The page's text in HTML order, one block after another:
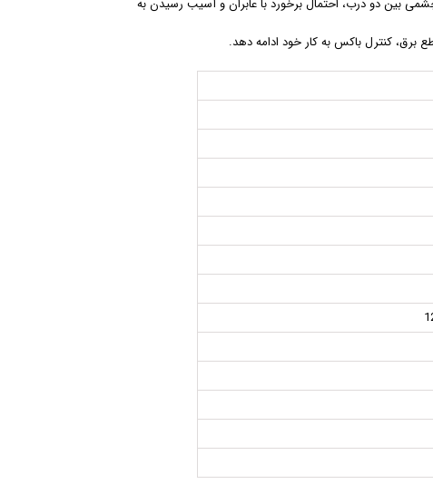
بین دو درب، احتمال برخورد با عابران و آسیب رسیدن به
برق، کنترل باکس به کار خود ادامه دهد.